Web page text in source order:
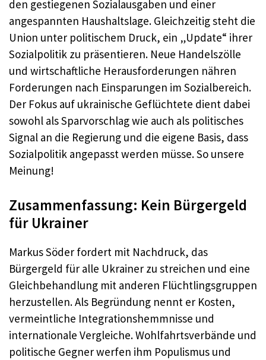
den gestiegenen Sozialausgaben und einer
angespannten Haushaltslage. Gleichzeitig steht die
Union unter politischem Druck, ein „Update“ ihrer
Sozialpolitik zu präsentieren. Neue Handelszölle
und wirtschaftliche Herausforderungen nähren
Forderungen nach Einsparungen im Sozialbereich.
Der Fokus auf ukrainische Geflüchtete dient dabei
sowohl als Sparvorschlag wie auch als politisches
Signal an die Regierung und die eigene Basis, dass
Sozialpolitik angepasst werden müsse. So unsere
Meinung!
Zusammenfassung: Kein Bürgergeld
für Ukrainer
Markus Söder fordert mit Nachdruck, das
Bürgergeld für alle Ukrainer zu streichen und eine
Gleichbehandlung mit anderen Flüchtlingsgruppen
herzustellen. Als Begründung nennt er Kosten,
vermeintliche Integrationshemmnisse und
internationale Vergleiche. Wohlfahrtsverbände und
politische Gegner werfen ihm Populismus und